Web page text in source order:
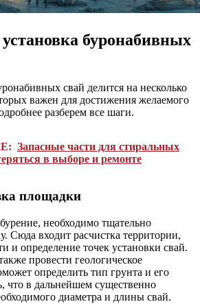
буронабивных
свай делится на несколько
важен для достижения желаемого
разберем все шаги.
Запасные части для стиральных
в выборе и ремонте
площадки
необходимо тщательно
Сюда входит расчистка территории,
и определение точек установки свай.
провести геологическое
определить тип грунта и его
что в дальнейшем существенно
диаметра и длины свай.